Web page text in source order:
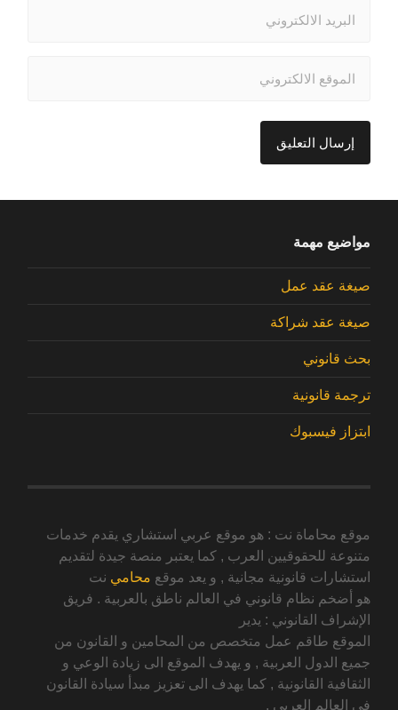
مواضيع مهمة
صيغة عقد عمل
صيغة عقد شراكة
بحث قانوني
ترجمة قانونية
ابتزاز فيسبوك
موقع محاماة نت : هو موقع عربي استشاري يقدم خدمات
متنوعة للحقوقيين العرب , كما يعتبر منصة جيدة لتقديم
استشارات قانونية مجانية , و يعد موقع محامي نت
هو أضخم نظام قانوني في العالم ناطق بالعربية . فريق
الإشراف القانوني : يدير
الموقع طاقم عمل متخصص من المحامين و القانون من
جميع الدول العربية , و يهدف الموقع الى زيادة الوعي و
الثقافية القانونية , كما يهدف الى تعزيز مبدأ سيادة القانون
في العالم العربي .